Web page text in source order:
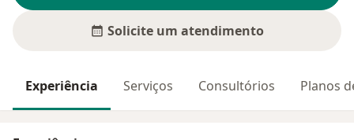
Solicite um atendimento
Experiência Serviços Consultórios Planos